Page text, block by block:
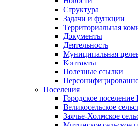
Структура
Задачи и функции
Территориальная
Документы
Деятельность
Муниципальная
Контакты
Полезные ссылки
Поселения
Городское
Великосельское
Заячье-Холмское